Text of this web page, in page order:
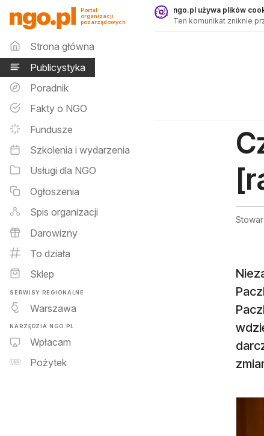
Publicystyka - ngo.pl
Portal
organizacji
pozarządowych
Menu główne
Strona główna
Publicystyka
Poradnik
Fakty o NGO
Fundusze
Szkolenia i wydarzenia
Usługi dla NGO
Ogłoszenia
Spis organizacji
Darowizny
To działa
Sklep
SERWISY REGIONALNE
Warszawa
NARZĘDZIA NGO.PL
Wpłacam
Pożytek
ngo.pl używa plików
Ten komunikat zniknie